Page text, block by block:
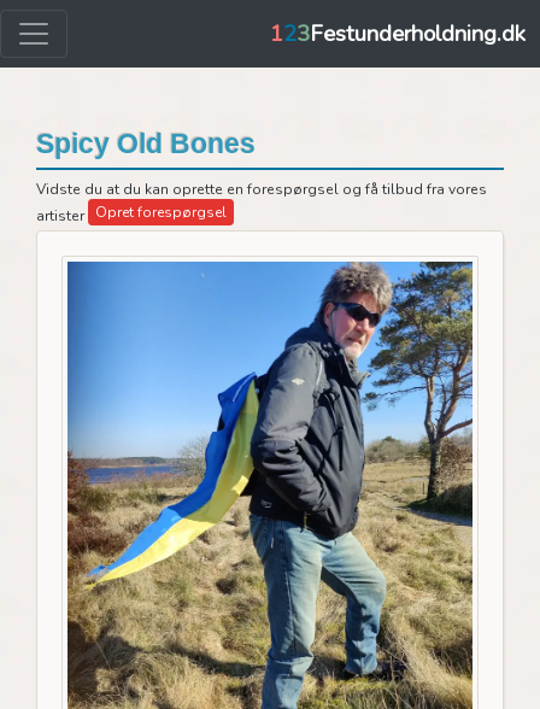
123Festunderholdning.dk
Spicy Old Bones
Vidste du at du kan oprette en forespørgsel og få tilbud fra vores
artister Opret forespørgsel